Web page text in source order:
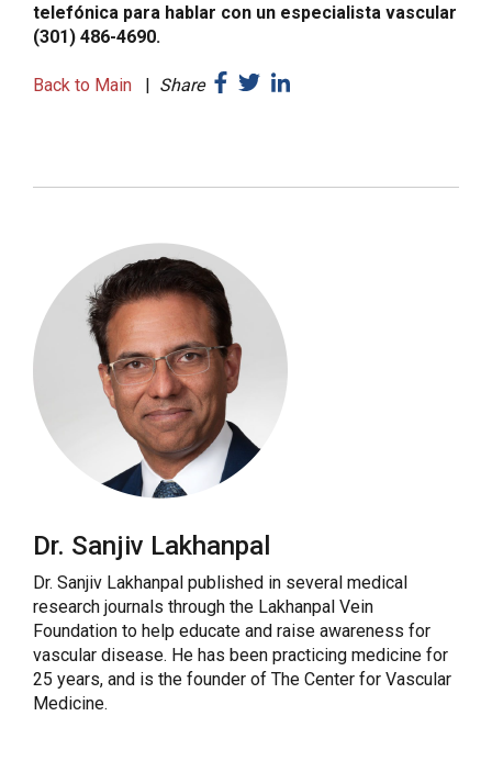
telefónica para hablar con un especialista vascular
(301) 486-4690.
Back to Main | Share
Dr. Sanjiv Lakhanpal
Dr. Sanjiv Lakhanpal published in several medical
research journals through the Lakhanpal Vein
Foundation to help educate and raise awareness for
vascular disease. He has been practicing medicine for
25 years, and is the founder of The Center for Vascular
Medicine.